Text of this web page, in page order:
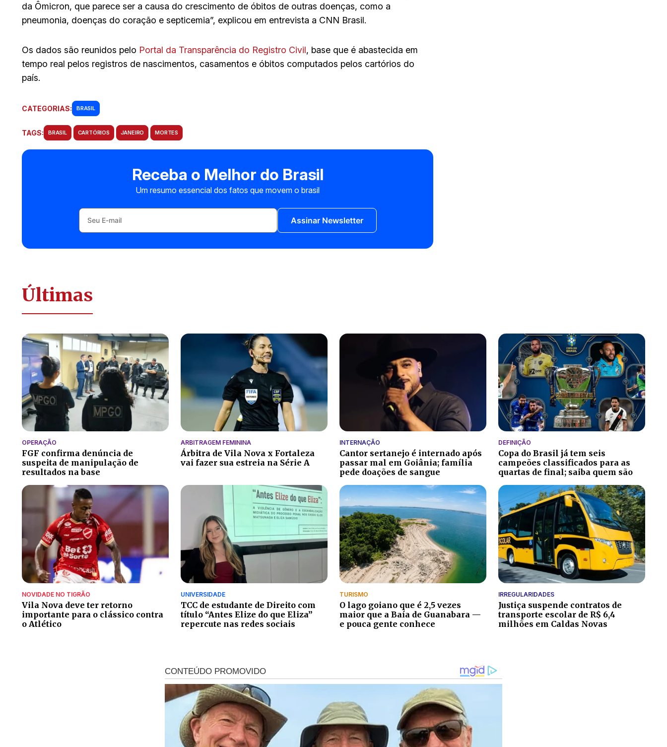
da Ômicron, que parece ser a causa do crescimento de óbitos de outras doenças, como a
pneumonia, doenças do coração e septicemia”, explicou em entrevista a CNN Brasil.
Os dados são reunidos pelo Portal da Transparência do Registro Civil, base que é abastecida em
tempo real pelos registros de nascimentos, casamentos e óbitos computados pelos cartórios do
país.
CATEGORIAS: BRASIL
TAGS: BRASIL CARTÓRIOS JANEIRO MORTES
Receba o Melhor do Brasil
Um resumo essencial dos fatos que movem o brasil
Assinar Newsletter
Últimas
OPERAÇÃO
FGF confirma denúncia de
suspeita de manipulação de
resultados na base
ARBITRAGEM FEMININA
Árbitra de Vila Nova x Fortaleza
vai fazer sua estreia na Série A
INTERNAÇÃO
Cantor sertanejo é internado após
passar mal em Goiânia; família
pede doações de sangue
DEFINIÇÃO
Copa do Brasil já tem seis
campeões classificados para as
quartas de final; saiba quem são
NOVIDADE NO TIGRÃO
Vila Nova deve ter retorno
importante para o clássico contra
o Atlético
UNIVERSIDADE
TCC de estudante de Direito com
título “Antes Elize do que Eliza”
repercute nas redes sociais
TURISMO
O lago goiano que é 2,5 vezes
maior que a Baía de Guanabara —
e pouca gente conhece
IRREGULARIDADES
Justiça suspende contratos de
transporte escolar de R$ 6,4
milhões em Caldas Novas